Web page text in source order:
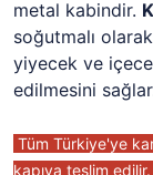
metal kabindir.
soğutmalı
yiyecek ve
edilmesini
Tüm Türkiye'ye
kapıya teslim edilir.